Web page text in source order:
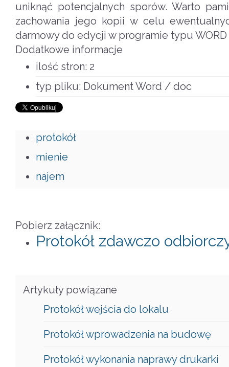
uniknąć potencjalnych sporów. Warto
zachowania jego kopii w celu
darmowy do edycji w programie typu WORD
Dodatkowe informacje
ilość stron: 2
typ pliku: Dokument Word / doc
protokół
mienie
najem
Pobierz załącznik:
Protokół zdawczo
Artykuły powiązane
Protokół wejścia do lokalu
Protokół wprowadzenia na budowę
Protokół wykonania naprawy drukarki